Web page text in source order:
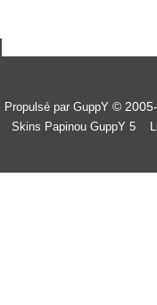
Propulsé par GuppY ©
Skins Papinou GuppY 5